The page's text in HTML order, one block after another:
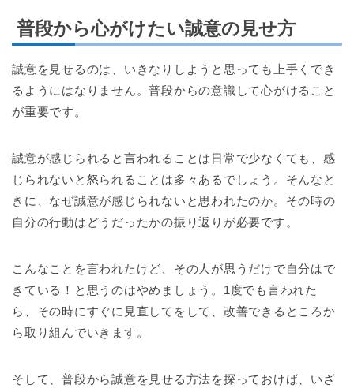
普段から心がけたい誠意の見せ方
誠意を見せるのは、いきなりしようと思っても上手くでき
るようにはなりません。普段からの意識して心がけること
が重要です。
誠意が感じられると言われることは日常で少なくても、感
じられないと怒られることは多々あるでしょう。そんなと
きに、なぜ誠意が感じられないと思われたのか。その時の
自分の行動はどうだったかの振り返りが必要です。
こんなことを言われたけど、その人が思うだけで自分はで
きている！と思うのはやめましょう。1度でも言われた
ら、その時にすぐに見直してをして、改善できるところか
ら取り組んでいきます。
そして、普段から誠意を見せる方法を探っておけば、いざ